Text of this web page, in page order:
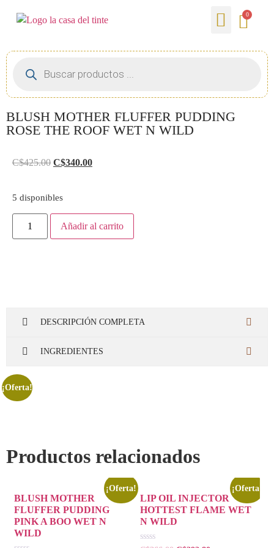
0
BLUSH MOTHER FLUFFER PUDDING
ROSE THE ROOF WET N WILD
C$425.00 C$340.00
5 disponibles
Añadir al carrito
DESCRIPCIÓN COMPLETA
INGREDIENTES
¡Oferta!
Productos relacionados
¡Oferta!
BLUSH MOTHER
FLUFFER PUDDING
PINK A BOO WET N
WILD
¡Oferta!
LIP OIL INJECTOR
HOTTEST FLAME WET
N WILD